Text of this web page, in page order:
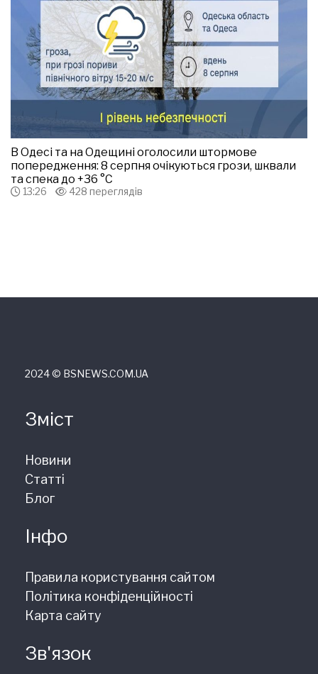
В Одесі та на Одещині оголосили штормове
попередження: 8 серпня очікуються грози, шквали
та спека до +36 °С
13:26 428 переглядів
2024 © ВSNEWS.COM.UA
Зміст
Новини
Статті
Блог
Інфо
Правила користування сайтом
Політика конфіденційності
Карта сайту
Зв'язок